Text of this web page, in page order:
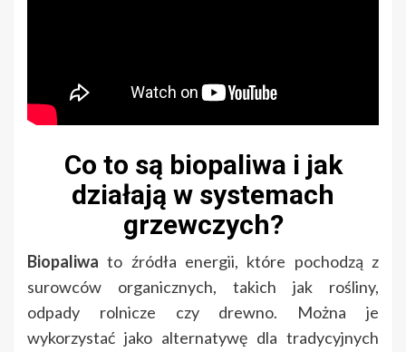
Co to są biopaliwa i jak
działają w systemach
grzewczych?
Biopaliwa to źródła energii, które pochodzą z
surowców organicznych, takich jak rośliny,
odpady rolnicze czy drewno. Można je
wykorzystać jako alternatywę dla tradycyjnych